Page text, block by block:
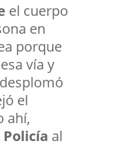
el cuerpo
en
porque
vía y
el
ahí,
al